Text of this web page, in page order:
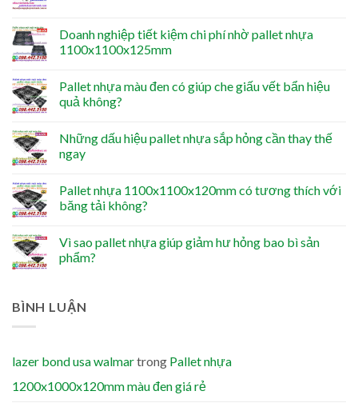
Doanh nghiệp tiết kiệm chi phí nhờ pallet nhựa
1100x1100x125mm
Pallet nhựa màu đen có giúp che giấu vết bẩn hiệu
quả không?
Những dấu hiệu pallet nhựa sắp hỏng cần thay thế
ngay
Pallet nhựa 1100x1100x120mm có tương thích với
băng tải không?
Vì sao pallet nhựa giúp giảm hư hỏng bao bì sản
phẩm?
BÌNH LUẬN
lazer bond usa walmartrong Pallet nhựa
1200x1000x120mm màu đen giá rẻ